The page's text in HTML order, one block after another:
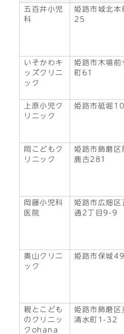
五百井小児
科
姫路市城北本
25
いそかわキ
ッズクリニ
ック
姫路市木場前
町61
上原小児ク
リニック
姫路市砥堀
岡こどもク
リニック
姫路市飾磨区
鹿古281
岡藤小児科
医院
姫路市広畑区
通2丁目9-9
奥山クリニ
ック
姫路市保城
親とこども
のクリニッ
クohana
姫路市飾磨区
清水町1-32